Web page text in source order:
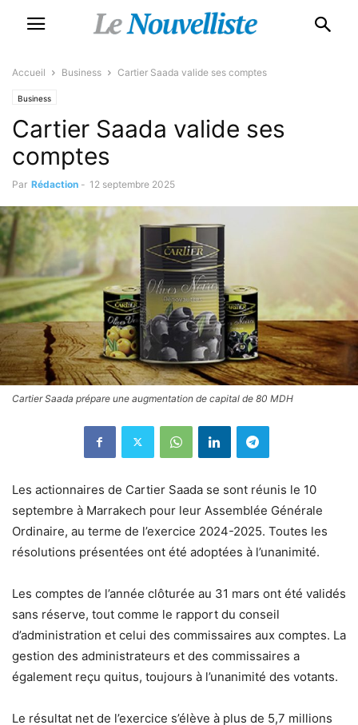
Accueil Business Cartier Saada valide ses comptes
Business
Cartier Saada valide ses
comptes
Par Rédaction - 12 septembre 2025
Cartier Saada prépare une augmentation de capital de 80 MDH
Les actionnaires de Cartier Saada se sont réunis le 10
septembre à Marrakech pour leur Assemblée Générale
Ordinaire, au terme de l’exercice 2024-2025. Toutes les
résolutions présentées ont été adoptées à l’unanimité.
Les comptes de l’année clôturée au 31 mars ont été validés
sans réserve, tout comme le rapport du conseil
d’administration et celui des commissaires aux comptes. La
gestion des administrateurs et des commissaires a
également reçu quitus, toujours à l’unanimité des votants.
Le résultat net de l’exercice s’élève à plus de 5,7 millions